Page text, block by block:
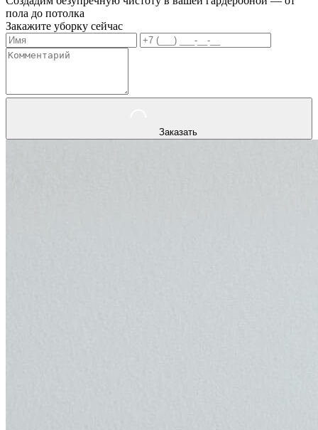
пола до потолка
Закажите уборку сейчас
Заказать